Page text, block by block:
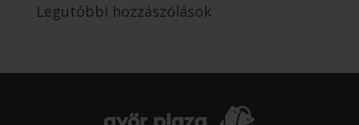
Legutóbbi hozzászólások